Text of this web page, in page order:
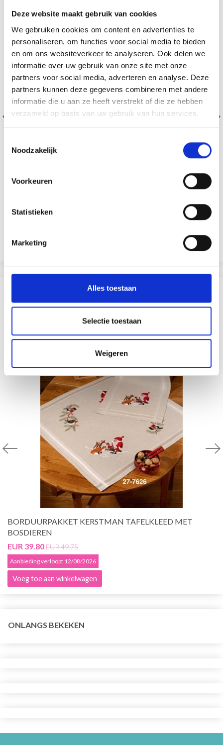
Deze website maakt gebruik van cookies
We gebruiken cookies om content en advertenties te
personaliseren, om functies voor social media te bieden
en om ons websiteverkeer te analyseren. Ook delen we
informatie over uw gebruik van onze site met onze
partners voor social media, adverteren en analyse. Deze
partners kunnen deze gegevens combineren met andere
informatie die u aan ze heeft verstrekt of die ze hebben
verzameld op basis van uw gebruik van hun services.
Noodzakelijk
Voorkeuren
Statistieken
Marketing
Alles toestaan
Selectie toestaan
Weigeren
BORDUURPAKKET KERSTMAN TAFELKLEED MET
EUR 39.80EUR 49.75
Voeg toe aan winkelwagen
ANDEREN KOCHTEN OOK
BORDUURPAKKET KERSTMAN TAFELKLEED MET
BOSDIEREN
EUR 39.80EUR 49.75
Aanbieding verloopt 12/08/2026
Voeg toe aan winkelwagen
ONLANGS BEKEKEN